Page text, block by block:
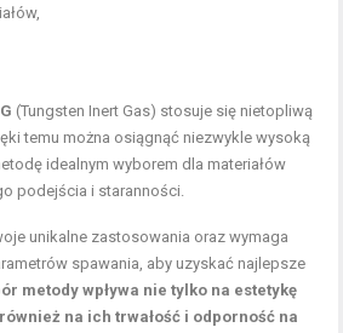
(Tungsten Inert Gas) stosuje się nietopliwą
temu można osiągnąć niezwykle wysoką
idealnym wyborem dla materiałów
podejścia i staranności.
unikalne zastosowania oraz wymaga
spawania, aby uzyskać najlepsze
metody wpływa nie tylko na estetykę
na ich trwałość i odporność na